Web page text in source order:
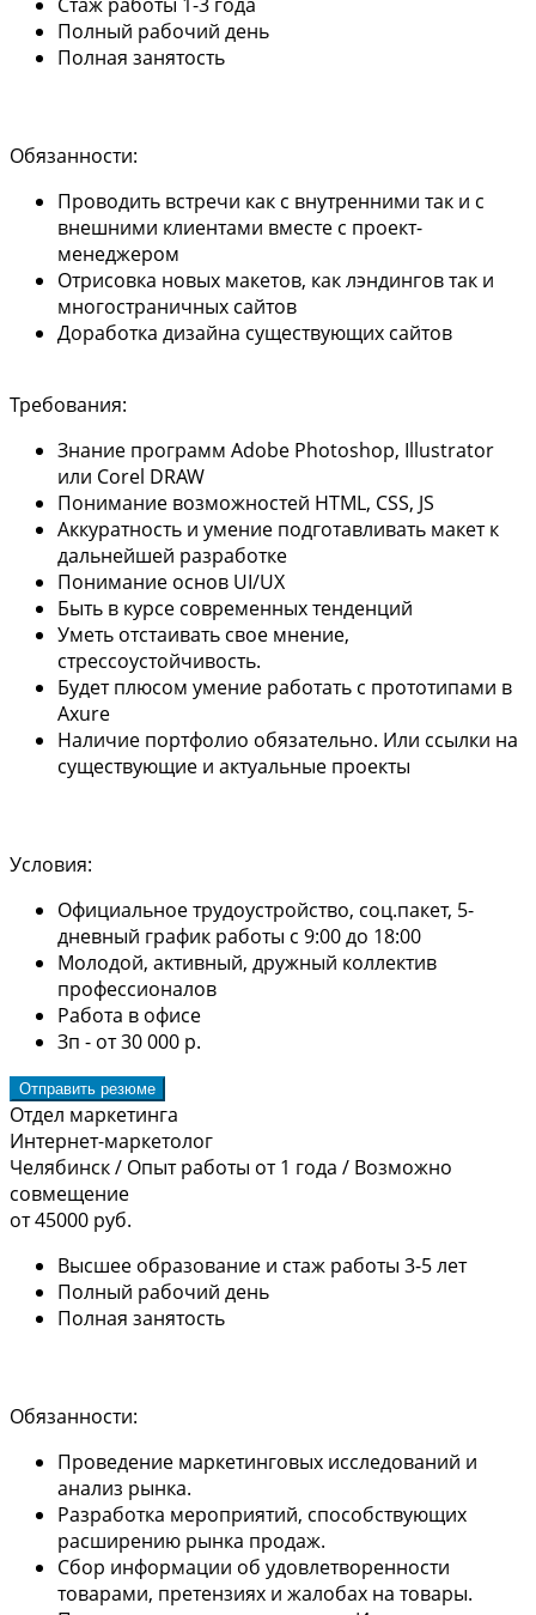
Полный рабочий день
Полная занятость
Обязанности:
Проводить встречи как с внутренними так и с
внешними клиентами вместе с проект-
менеджером
Отрисовка новых макетов, как лэндингов так и
многостраничных сайтов
Доработка дизайна существующих сайтов
Требования:
Знание программ Adobe Photoshop, Illustrator
или Corel DRAW
Понимание возможностей HTML, CSS, JS
Аккуратность и умение подготавливать макет к
дальнейшей разработке
Понимание основ UI/UX
Быть в курсе современных тенденций
Уметь отстаивать свое мнение,
стрессоустойчивость.
Будет плюсом умение работать с прототипами в
Axure
Наличие портфолио обязательно. Или ссылки на
существующие и актуальные проекты
Условия:
Официальное трудоустройство, соц.пакет, 5-
дневный график работы с 9:00 до 18:00
Молодой, активный, дружный коллектив
профессионалов
Работа в офисе
Зп - от 30 000 р.
Отправить резюме
Отдел маркетинга
Интернет-маркетолог
Челябинск/ Опыт работы от 1 года / Возможно
совмещение
от 45000 руб.
Высшее образование и стаж работы 3-5 лет
Полный рабочий день
Полная занятость
Обязанности:
Проведение маркетинговых исследований и
анализ рынка.
Разработка мероприятий, способствующих
расширению рынка продаж.
Сбор информации об удовлетворенности
товарами, претензиях и жалобах на товары.